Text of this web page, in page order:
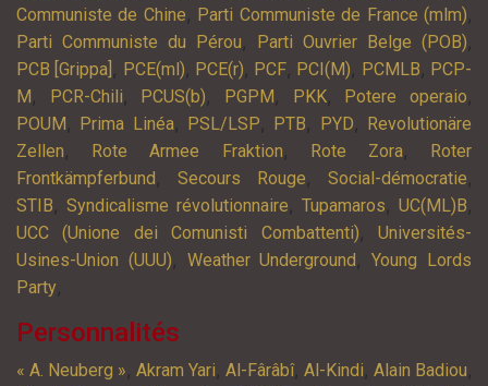
Communiste de Chine, Parti Communiste de France (mlm),
Parti Communiste du Pérou, Parti Ouvrier Belge (POB),
PCB [Grippa] , PCE(ml), PCE(r), PCF, PCI(M), PCMLB, PCP-
M , PCR-Chili, PCUS(b), PGPM , PKK, Potere operaio,
POUM , Prima Linéa, PSL/LSP, PTB, PYD,
Revolutionäre
Zellen, Rote Armee Fraktion, Rote Zora,
Roter
Frontkämpferbund , Secours Rouge, Social-démocratie,
STIB, Syndicalisme révolutionnaire, Tupamaros, UC(ML)B,
UCC (Unione dei Comunisti Combattenti),Universités-
Usines-Union (UUU), Weather Underground ,Young Lords
Party,
Personnalités
« A. Neuberg », Akram Yari, Al-Fârâbî, Al-Kindi, Alain Badiou,